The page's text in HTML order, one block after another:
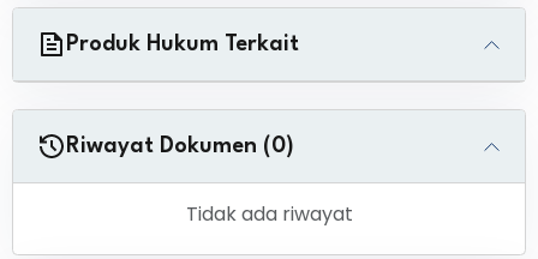
Produk Hukum Terkait
Riwayat Dokumen (0)
Tidak ada riwayat